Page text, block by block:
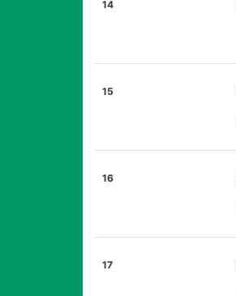
14
15
16
17